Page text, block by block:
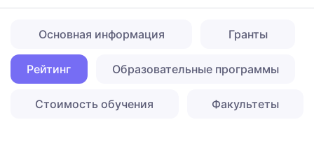
Основная информация Гранты
Рейтинг Образовательные программы
Стоимость обучения Факультеты